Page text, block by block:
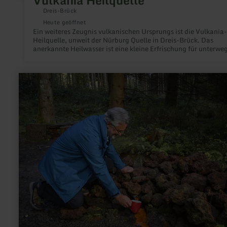
Dreis-Brück
Heute geöffnet
Ein weiteres Zeugnis vulkanischen Ursprungs ist die Vulkania-
Heilquelle, unweit der Nürburg Quelle in Dreis-Brück. Das
anerkannte Heilwasser ist eine kleine Erfrischung für
erfahren
Schalkenmehrener